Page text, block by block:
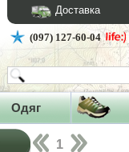
Доставка
(097) 127-60-04
Одяг
1